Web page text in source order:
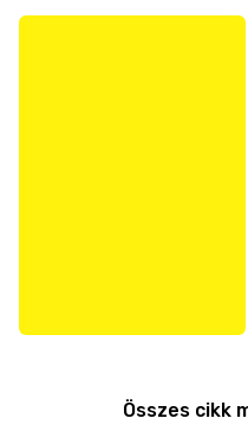
Összes cikk